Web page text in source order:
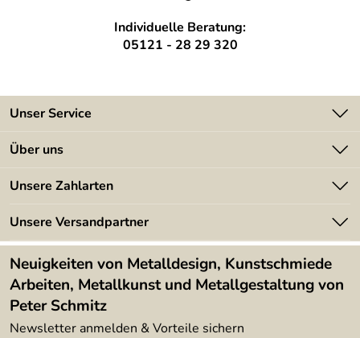
Individuelle Beratung:
05121 - 28 29 320
Unser Service
Kontakt
Kundeninformationen
Newsletter
Lieferbedingungen
Über uns
Angebote
Kundenbewertungen (394)
4,9/5
Unsere Zahlarten
Unsere Versandpartner
Neuigkeiten von Metalldesign, Kunstschmiede
Arbeiten, Metallkunst und Metallgestaltung von
Peter Schmitz
Newsletter anmelden & Vorteile sichern